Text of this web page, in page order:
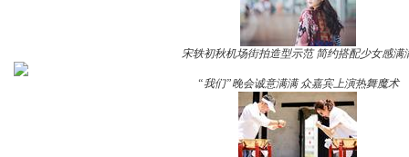
宋轶初秋机场街拍造型示范 简约搭配少女感满
“我们”晚会诚意满满 众嘉宾上演热舞魔术